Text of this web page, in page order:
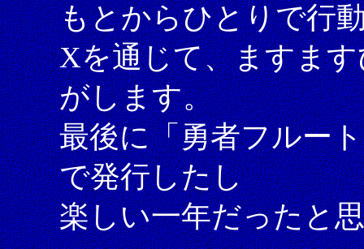
もとからひとりで行
Xを通じて、ますま
がします。
最後に「勇者フルー
で発行したし
楽しい一年だったと